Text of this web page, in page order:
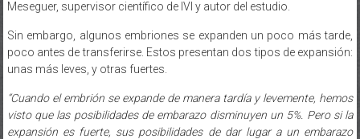
Meseguer, supervisor científico de IVI y autor del estudio.
Sin embargo, algunos embriones se expanden un poco más tarde,
poco antes de transferirse. Estos presentan dos tipos de expansión:
unas más leves, y otras fuertes.
“Cuando el embrión se expande de manera tardía y levemente, hemos
visto que las posibilidades de embarazo disminuyen un 5%. Pero si la
expansión es fuerte, sus posibilidades de dar lugar a un embarazo